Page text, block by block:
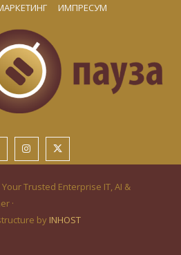
ИМПРЕСУМ
Your Trusted Enterprise IT, AI &
·
by INHOST